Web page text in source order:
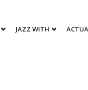
JAZZ WITH